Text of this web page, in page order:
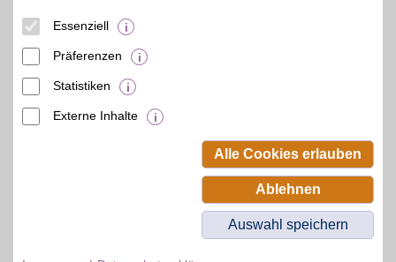
Beamten-Selbsthilfewerk GmbH.
Essenziell
Präferenzen
Statistiken
Externe Inhalte
Alle Cookies erlauben
Ablehnen
Auswahl speichern